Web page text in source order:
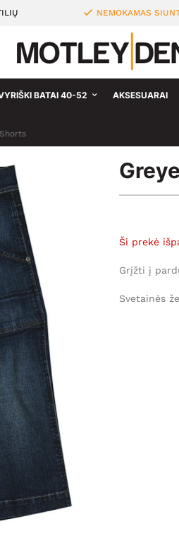
NEMOKAMAS
BATAI 40-52 AKSESUARAI
Ši prekė
Grįžti į
Svetainės